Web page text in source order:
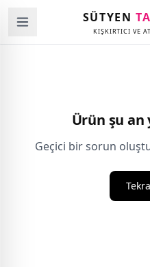
SÜTYEN
KIŞKIRTICI VE
Ürün şu
Geçici bir sorun